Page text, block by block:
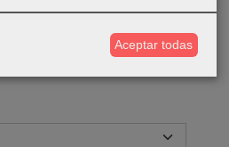
Aceptar todas